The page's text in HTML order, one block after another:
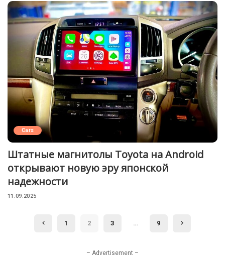
Cars
Штатные магнитолы Toyota на Android
открывают новую эру японской
надежности
11.09.2025
1 2 3 … 9
– Advertisement –